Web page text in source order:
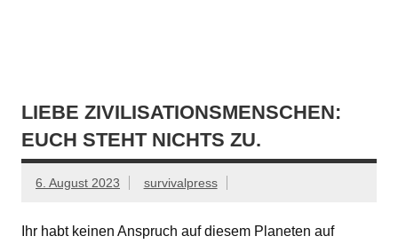
LIEBE ZIVILISATIONSMENSCHEN:
EUCH STEHT NICHTS ZU.
6. August 2023 survivalpress
Ihr habt keinen Anspruch auf diesem Planeten auf